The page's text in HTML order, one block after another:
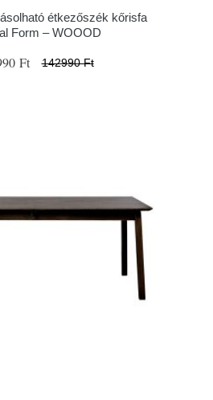
étkezőszék kőrisfa
Form – WOOOD
Ft 142990 Ft